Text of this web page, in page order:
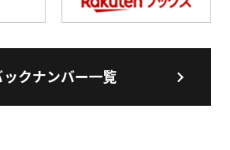
ックナンバー一覧